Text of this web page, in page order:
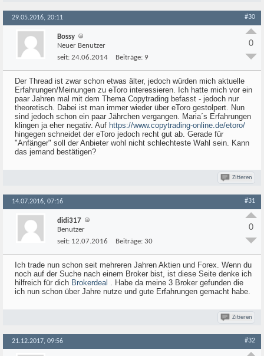
29.05.2016, 20:11 #30
Bossy
Neuer Benutzer
seit: 24.06.2014 Beiträge: 9
0
Der Thread ist zwar schon etwas älter, jedoch würden mich aktuelle
Erfahrungen/Meinungen zu eToro interessieren. Ich hatte mich vor ein
paar Jahren mal mit dem Thema Copytrading befasst - jedoch nur
theoretisch. Dabei ist man immer wieder über eToro gestolpert. Nun
sind jedoch schon ein paar Jährchen vergangen. Maria´s Erfahrungen
klingen ja eher negativ. Auf https://www.copytrading-online.de/etoro/
hingegen schneidet der eToro jedoch recht gut ab. Gerade für
"Anfänger" soll der Anbieter wohl nicht schlechteste Wahl sein. Kann
das jemand bestätigen?
Zitieren
14.07.2016, 07:16 #31
didi317
Benutzer
seit: 12.07.2016 Beiträge: 30
0
Ich trade nun schon seit mehreren Jahren Aktien und Forex. Wenn du
noch auf der Suche nach einem Broker bist, ist diese Seite denke ich
hilfreich für dich Brokerdeal . Habe da meine 3 Broker gefunden die
ich nun schon über Jahre nutze und gute Erfahrungen gemacht habe.
Zitieren
21.12.2017, 09:56 #32